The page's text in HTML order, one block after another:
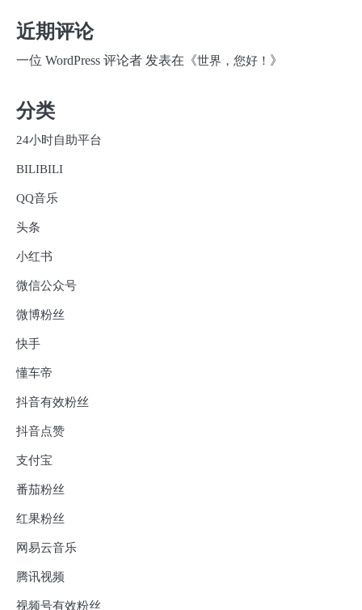
近期评论
一位 WordPress 评论者 发表在《世界，您好！ 》
分类
24小时自助平台
BILIBILI
QQ音乐
头条
小红书
微信公众号
微博粉丝
快手
懂车帝
抖音有效粉丝
抖音点赞
支付宝
番茄粉丝
红果粉丝
网易云音乐
腾讯视频
视频号有效粉丝